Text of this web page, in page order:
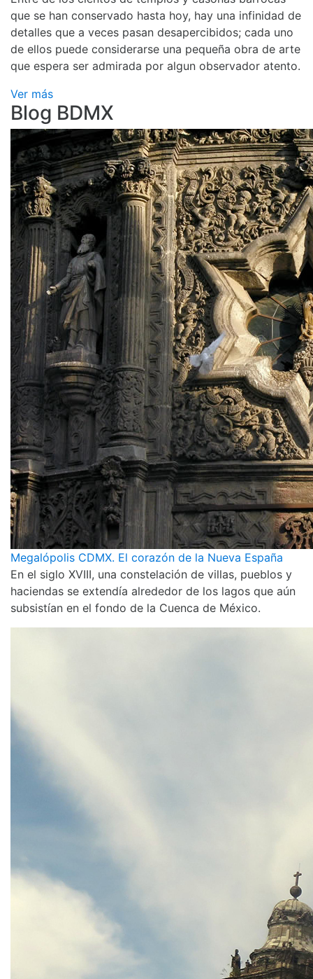
que se han conservado hasta hoy, hay una infinidad de
detalles que a veces pasan desapercibidos; cada uno
de ellos puede considerarse una pequeña obra de arte
que espera ser admirada por algun observador atento.
Ver más
Blog BDMX
Megalópolis CDMX. El corazón de la Nueva España
En el siglo XVIII, una constelación de villas, pueblos y
haciendas se extendía alrededor de los lagos que aún
subsistían en el fondo de la Cuenca de México.